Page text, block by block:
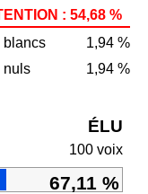
: 54,68 %
blancs
1,94 %
nuls
1,94 %
ÉLU
100 voix
67,11 %